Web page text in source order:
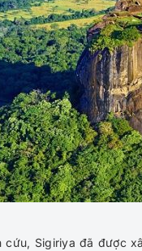
cứu, Sigiriya đã được